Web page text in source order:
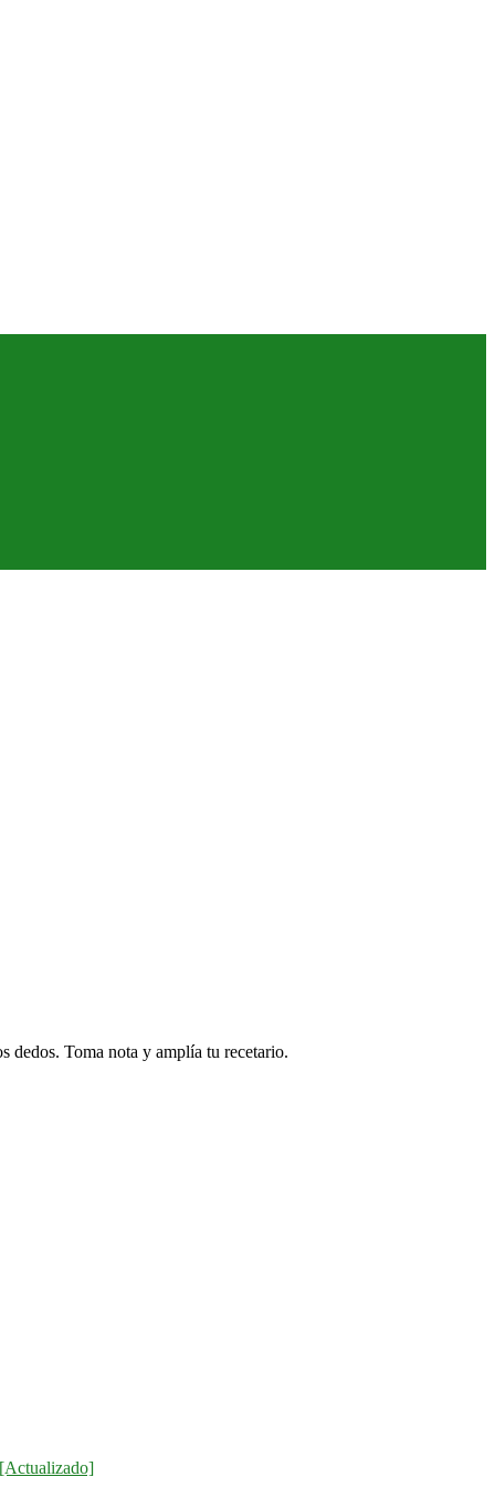
dedos. Toma nota y amplía tu recetario.